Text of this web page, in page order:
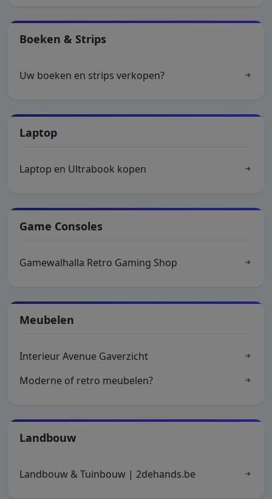
Boeken & Strips
Uw boeken en strips verkopen?
Laptop
Laptop en Ultrabook kopen
Game Consoles
Gamewalhalla Retro Gaming Shop
Meubelen
Interieur Avenue Gaverzicht
Moderne of retro meubelen?
Landbouw
Landbouw & Tuinbouw | 2dehands.be